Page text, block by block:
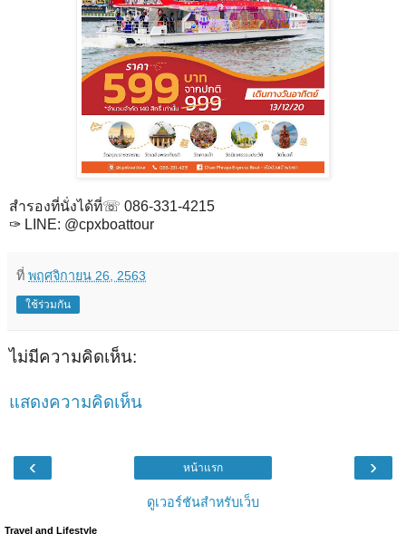
สำรองที่นั่งได้ที่☏ 086-331-4215
✑ LINE: @cpxboattour
ที่ พฤศจิกายน 26, 2563
ใช้ร่วมกัน
ไม่มีความคิดเห็น:
แสดงความคิดเห็น
‹ ›
หน้าแรก
ดูเวอร์ชันสำหรับเว็บ
Travel and Lifestyle